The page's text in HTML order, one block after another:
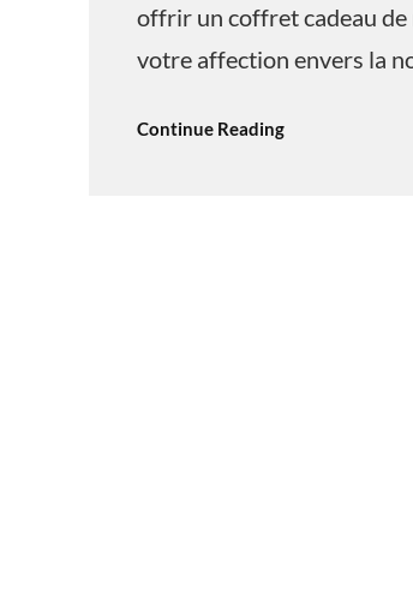
offrir un coffret cadeau de
votre affection envers la
Continue Reading